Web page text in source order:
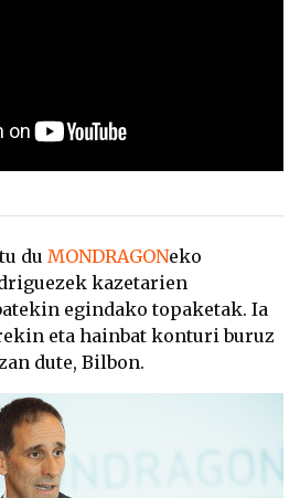
du MONDRAGONeko
kazetarien
egindako topaketak. Ia
eta hainbat konturi buruz
dute, Bilbon.